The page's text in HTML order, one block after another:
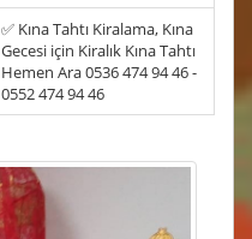
✅ Kına Tahtı Kiralama, Kına
Gecesi için Kiralık Kına Tahtı
Hemen Ara 0536 474 94 46 -
0552 474 94 46